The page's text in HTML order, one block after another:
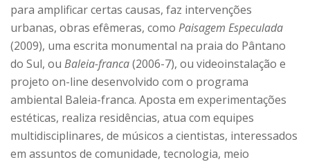
para amplificar certas causas, faz intervenções
urbanas, obras efêmeras, como Paisagem Especulada
(2009), uma escrita monumental na praia do Pântano
do Sul, ou Baleia-franca(2006-7), ou videoinstalação e
projeto on-line desenvolvido com o programa
ambiental Baleia-franca. Aposta em experimentações
estéticas, realiza residências, atua com equipes
multidisciplinares, de músicos a cientistas, interessados
em assuntos de comunidade, tecnologia, meio